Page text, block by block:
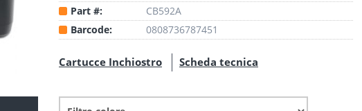
Part #:
CB592A
Barcode:
0808736787451
Cartucce Inchiostro Scheda tecnica